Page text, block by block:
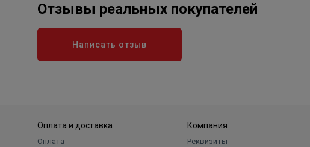
Отзывы реальных покупателей
Написать отзыв
Оплата и доставка
Оплата
Компания
Реквизиты